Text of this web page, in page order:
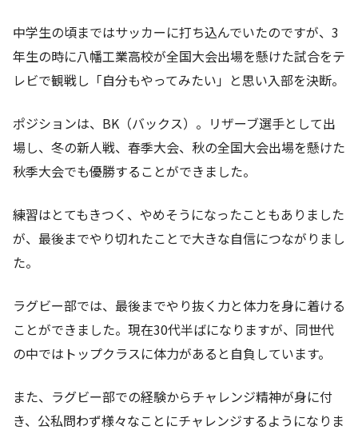
中学生の頃まではサッカーに打ち込んでいたのですが、3
年生の時に八幡工業高校が全国大会出場を懸けた試合をテ
レビで観戦し「自分もやってみたい」と思い入部を決断。
ポジションは、BK（バックス）。リザーブ選手として出
場し、冬の新人戦、春季大会、秋の全国大会出場を懸けた
秋季大会でも優勝することができました。
練習はとてもきつく、やめそうになったこともありました
が、最後までやり切れたことで大きな自信につながりまし
た。
ラグビー部では、最後までやり抜く力と体力を身に着ける
ことができました。現在30代半ばになりますが、同世代
の中ではトップクラスに体力があると自負しています。
また、ラグビー部での経験からチャレンジ精神が身に付
き、公私問わず様々なことにチャレンジするようになりま